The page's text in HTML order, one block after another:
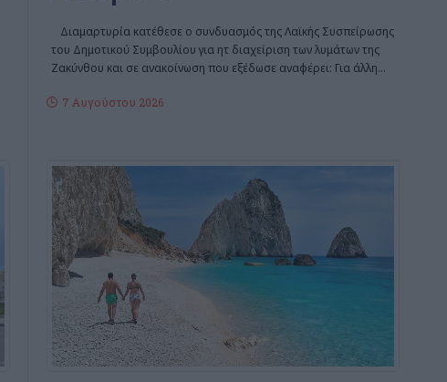
Διαμαρτυρία κατέθεσε ο συνδυασμός της Λαϊκής Συσπείρωσης
του Δημοτικού Συμβουλίου για ητ διαχείριση των λυμάτων της
Ζακύνθου και σε ανακοίνωση που εξέδωσε αναφέρει: Για άλλη…
7 Αυγούστου 2026